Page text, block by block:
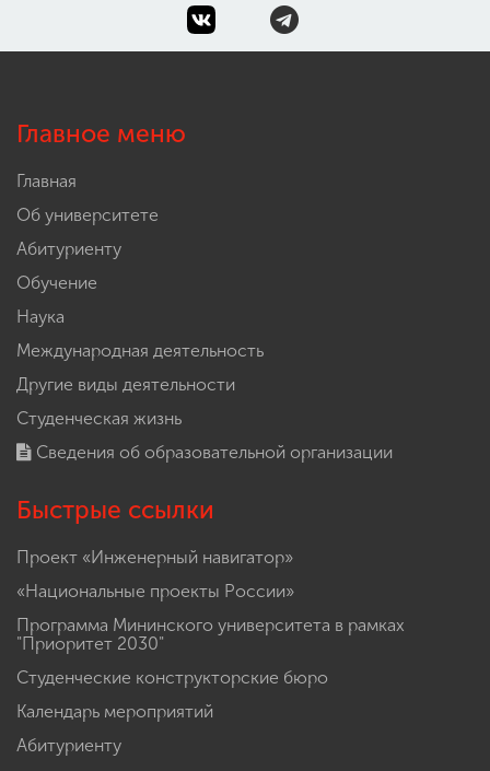
Главное меню
Главная
Об университете
Абитуриенту
Обучение
Наука
Международная деятельность
Другие виды деятельности
Студенческая жизнь
Сведения об образовательной организации
Быстрые ссылки
Проект «Инженерный навигатор»
«Национальные проекты России»
Программа Мининского университета в рамках
"Приоритет 2030"
Студенческие конструкторские бюро
Календарь мероприятий
Абитуриенту